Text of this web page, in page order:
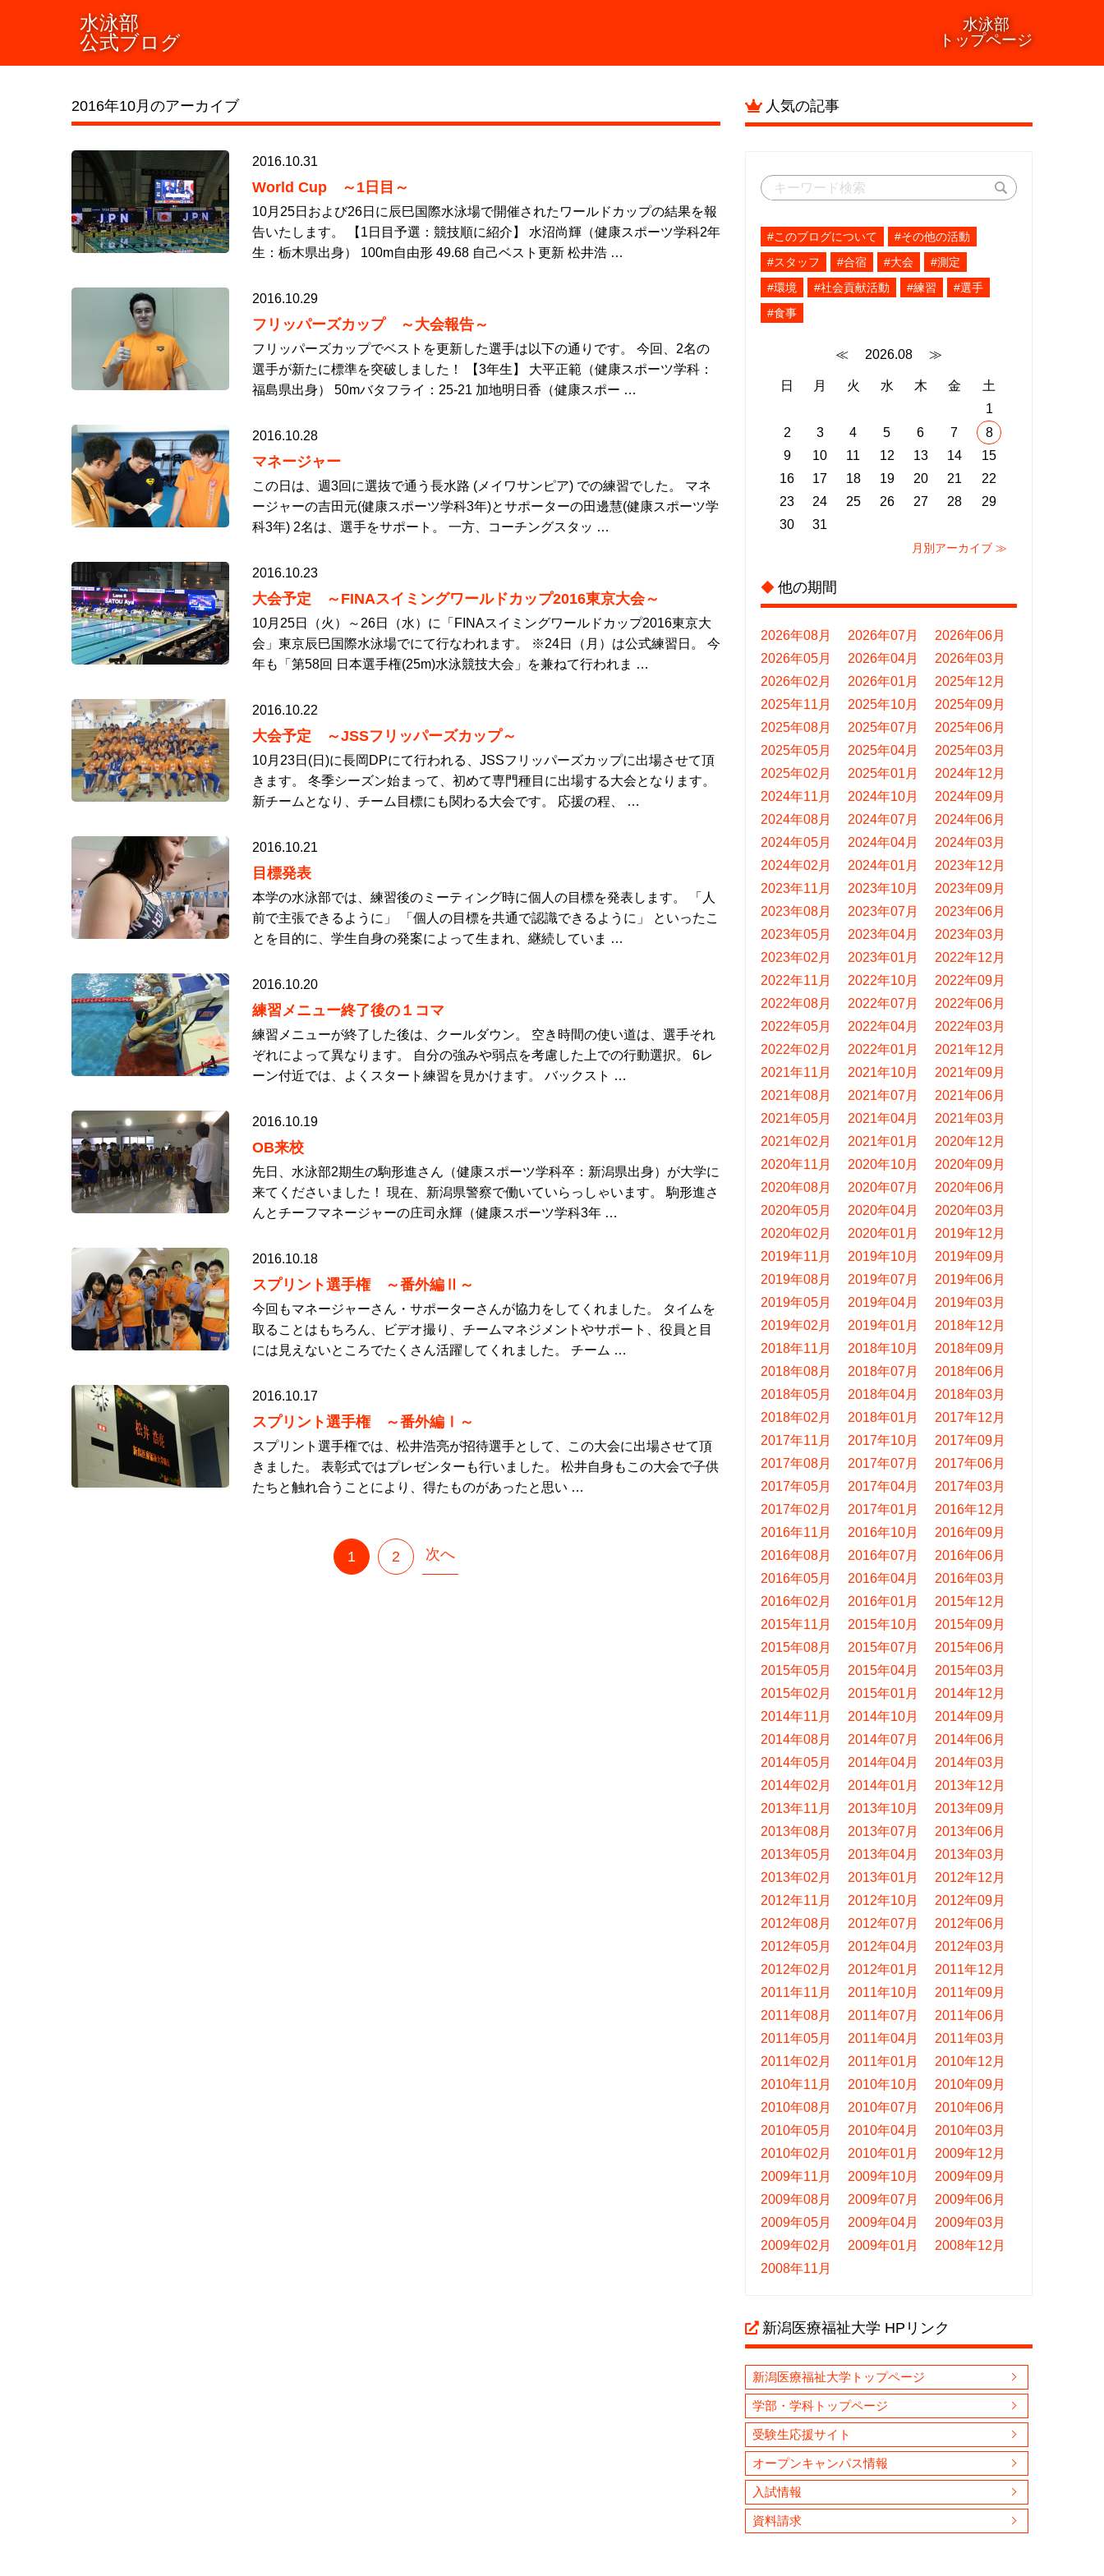
水泳部
トップページ
水泳部
公式ブログ
2016年10月のアーカイブ
2016.10.31
World Cup ～1日目～
10月25日および26日に辰巳国際水泳場で開催されたワールドカップの結果を報
告いたします。 【1日目予選：競技順に紹介】 水沼尚輝（健康スポーツ学科2年
生：栃木県出身） 100m自由形 49.68 自己ベスト更新 松井浩 …
2016.10.29
フリッパーズカップ ～大会報告～
フリッパーズカップでベストを更新した選手は以下の通りです。 今回、2名の
選手が新たに標準を突破しました！ 【3年生】 大平正範（健康スポーツ学科：
福島県出身） 50mバタフライ：25-21 加地明日香（健康スポー …
2016.10.28
マネージャー
この日は、週3回に選抜で通う長水路 (メイワサンピア) での練習でした。 マネ
ージャーの吉田元(健康スポーツ学科3年)とサポーターの田邊慧(健康スポーツ学
科3年) 2名は、選手をサポート。 一方、コーチングスタッ …
2016.10.23
大会予定 ～FINAスイミングワールドカップ2016東京大会～
10月25日（火）～26日（水）に「FINAスイミングワールドカップ2016東京大
会」東京辰巳国際水泳場でにて行なわれます。 ※24日（月）は公式練習日。 今
年も「第58回 日本選手権(25m)水泳競技大会」を兼ねて行われま …
2016.10.22
大会予定 ～JSSフリッパーズカップ～
10月23日(日)に長岡DPにて行われる、JSSフリッパーズカップに出場させて頂
きます。 冬季シーズン始まって、初めて専門種目に出場する大会となります。
新チームとなり、チーム目標にも関わる大会です。 応援の程、 …
2016.10.21
目標発表
本学の水泳部では、練習後のミーティング時に個人の目標を発表します。 「人
前で主張できるように」 「個人の目標を共通で認識できるように」 といったこ
とを目的に、学生自身の発案によって生まれ、継続していま …
2016.10.20
練習メニュー終了後の１コマ
練習メニューが終了した後は、クールダウン。 空き時間の使い道は、選手それ
ぞれによって異なります。 自分の強みや弱点を考慮した上での行動選択。 6レ
ーン付近では、よくスタート練習を見かけます。 バックスト …
2016.10.19
OB来校
先日、水泳部2期生の駒形進さん（健康スポーツ学科卒：新潟県出身）が大学に
来てくださいました！ 現在、新潟県警察で働いていらっしゃいます。 駒形進さ
んとチーフマネージャーの庄司永輝（健康スポーツ学科3年 …
2016.10.18
スプリント選手権 ～番外編Ⅱ～
今回もマネージャーさん・サポーターさんが協力をしてくれました。 タイムを
取ることはもちろん、ビデオ撮り、チームマネジメントやサポート、役員と目
には見えないところでたくさん活躍してくれました。 チーム …
2016.10.17
スプリント選手権 ～番外編Ⅰ～
スプリント選手権では、松井浩亮が招待選手として、この大会に出場させて頂
きました。 表彰式ではプレゼンターも行いました。 松井自身もこの大会で子供
たちと触れ合うことにより、得たものがあったと思い …
1 2 次へ
人気の記事
#このブログについて
#その他の活動
#スタッフ
#合宿 #大会
#測定
#環境
#社会貢献活動 #練習
#選手
#食事
≪ 2026.08 ≫
日 月 火 水 木 金
土
1
2
3 4 5 6 7
8
9
10 11 12 13 14
15
16
17 18 19 20 21
22
23
24 25 26 27 28
29
30
31
月別アーカイブ ≫
◆ 他の期間
2026年08月 2026年07月
2026年06月
2026年05月
2026年04月
2026年03月
2026年02月
2026年01月
2025年12月
2025年11月
2025年10月
2025年09月
2025年08月
2025年07月
2025年06月
2025年05月
2025年04月
2025年03月
2025年02月
2025年01月
2024年12月
2024年11月
2024年10月
2024年09月
2024年08月
2024年07月
2024年06月
2024年05月
2024年04月
2024年03月
2024年02月
2024年01月
2023年12月
2023年11月
2023年10月
2023年09月
2023年08月
2023年07月
2023年06月
2023年05月
2023年04月
2023年03月
2023年02月
2023年01月
2022年12月
2022年11月
2022年10月
2022年09月
2022年08月
2022年07月
2022年06月
2022年05月
2022年04月
2022年03月
2022年02月
2022年01月
2021年12月
2021年11月
2021年10月
2021年09月
2021年08月
2021年07月
2021年06月
2021年05月
2021年04月
2021年03月
2021年02月
2021年01月
2020年12月
2020年11月
2020年10月
2020年09月
2020年08月
2020年07月
2020年06月
2020年05月
2020年04月
2020年03月
2020年02月
2020年01月
2019年12月
2019年11月
2019年10月
2019年09月
2019年08月
2019年07月
2019年06月
2019年05月
2019年04月
2019年03月
2019年02月
2019年01月
2018年12月
2018年11月
2018年10月
2018年09月
2018年08月
2018年07月
2018年06月
2018年05月
2018年04月
2018年03月
2018年02月
2018年01月
2017年12月
2017年11月
2017年10月
2017年09月
2017年08月
2017年07月
2017年06月
2017年05月
2017年04月
2017年03月
2017年02月
2017年01月
2016年12月
2016年11月
2016年10月
2016年09月
2016年08月
2016年07月
2016年06月
2016年05月
2016年04月
2016年03月
2016年02月
2016年01月
2015年12月
2015年11月
2015年10月
2015年09月
2015年08月
2015年07月
2015年06月
2015年05月
2015年04月
2015年03月
2015年02月
2015年01月
2014年12月
2014年11月
2014年10月
2014年09月
2014年08月
2014年07月
2014年06月
2014年05月
2014年04月
2014年03月
2014年02月
2014年01月
2013年12月
2013年11月
2013年10月
2013年09月
2013年08月
2013年07月
2013年06月
2013年05月
2013年04月
2013年03月
2013年02月
2013年01月
2012年12月
2012年11月
2012年10月
2012年09月
2012年08月
2012年07月
2012年06月
2012年05月
2012年04月
2012年03月
2012年02月
2012年01月
2011年12月
2011年11月
2011年10月
2011年09月
2011年08月
2011年07月
2011年06月
2011年05月
2011年04月
2011年03月
2011年02月
2011年01月
2010年12月
2010年11月
2010年10月
2010年09月
2010年08月
2010年07月
2010年06月
2010年05月
2010年04月
2010年03月
2010年02月
2010年01月
2009年12月
2009年11月
2009年10月
2009年09月
2009年08月
2009年07月
2009年06月
2009年05月
2009年04月
2009年03月
2009年02月
2009年01月
2008年12月
2008年11月
新潟医療福祉大学 HPリンク
新潟医療福祉大学トップページ
学部・学科トップページ
受験生応援サイト
オープンキャンパス情報
入試情報
資料請求